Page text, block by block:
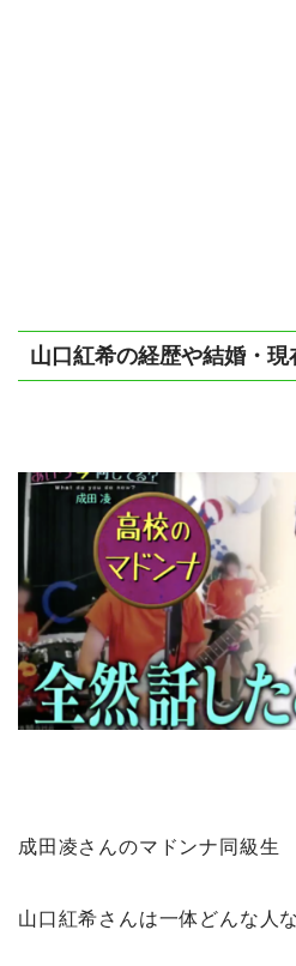
山口紅希の経歴や結婚・現
成田凌さんのマドンナ同級生
山口紅希さんは一体どんな人